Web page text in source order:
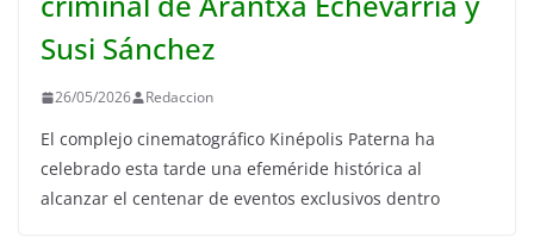
Susi Sánchez
26/05/2026 Redaccion
El complejo cinematográfico Kinépolis Paterna ha
celebrado esta tarde una efeméride histórica al
alcanzar el centenar de eventos exclusivos dentro